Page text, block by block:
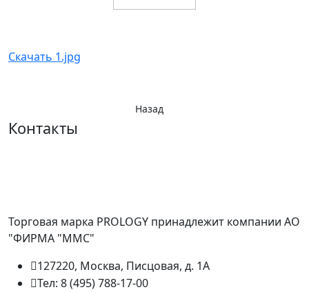
Скачать 1.jpg
Назад
Контакты
Торговая марка PROLOGY принадлежит компании АО
"ФИРМА "ММС"
127220, Москва, Писцовая, д. 1А
Тел: 8 (495) 788-17-00